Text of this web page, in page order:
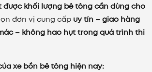
được khối lượng bê tông cần dùng cho
đơn vị cung cấp uy tín – giao hàng
– không hao hụt trong quá trình thi
xe bồn bê tông hiện nay: